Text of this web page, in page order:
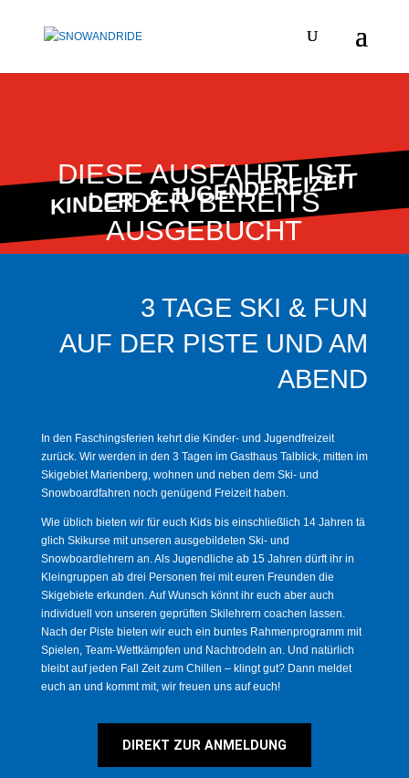
KINDER- & JUGENDFREIZEIT
DIESE AUSFAHRT IST
LEIDER BEREITS
AUSGEBUCHT
3 TAGE SKI & FUN
AUF DER PISTE UND AM
ABEND
In den Faschingsferien kehrt die Kinder- und Jugendfreizeit
zurück. Wir werden in den 3 Tagen im Gasthaus Talblick, mitten im
Skigebiet Marienberg, wohnen und neben dem Ski- und
Snowboardfahren noch genügend Freizeit haben.
Wie üblich bieten wir für euch Kids bis einschließlich 14 Jahren tä
glich Skikurse mit unseren ausgebildeten Ski- und
Snowboardlehrern an. Als Jugendliche ab 15 Jahren dürft ihr in
Kleingruppen ab drei Personen frei mit euren Freunden die
Skigebiete erkunden. Auf Wunsch könnt ihr euch aber auch
individuell von unseren geprüften Skilehrern coachen lassen.
Nach der Piste bieten wir euch ein buntes Rahmenprogramm mit
Spielen, Team-Wettkämpfen und Nachtrodeln an. Und natürlich
bleibt auf jeden Fall Zeit zum Chillen – klingt gut? Dann meldet
euch an und kommt mit, wir freuen uns auf euch!
DIREKT ZUR ANMELDUNG